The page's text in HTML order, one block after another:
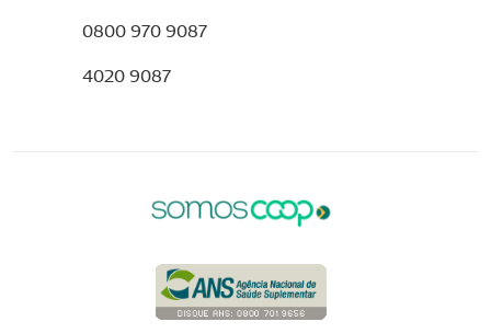
0800 970 9087
4020 9087